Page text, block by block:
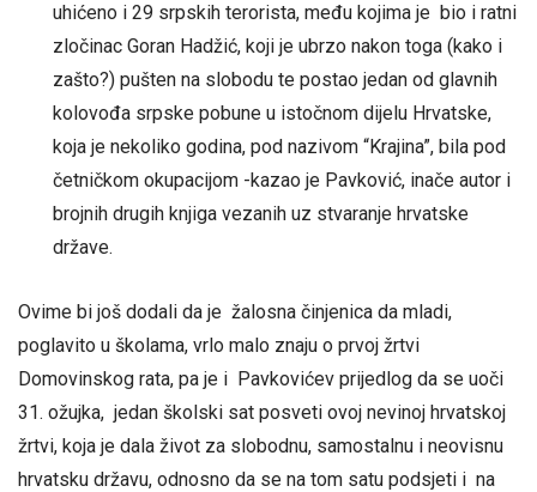
uhićeno i 29 srpskih terorista, među kojima je bio i ratni
zločinac Goran Hadžić, koji je ubrzo nakon toga (kako i
zašto?) pušten na slobodu te postao jedan od glavnih
kolovođa srpske pobune u istočnom dijelu Hrvatske,
koja je nekoliko godina, pod nazivom “Krajina”, bila pod
četničkom okupacijom -kazao je Pavković, inače autor i
brojnih drugih knjiga vezanih uz stvaranje hrvatske
države.
Ovime bi još dodali da je žalosna činjenica da mladi,
poglavito u školama, vrlo malo znaju o prvoj žrtvi
Domovinskog rata, pa je i Pavkovićev prijedlog da se uoči
31. ožujka, jedan školski sat posveti ovoj nevinoj hrvatskoj
žrtvi, koja je dala život za slobodnu, samostalnu i neovisnu
hrvatsku državu, odnosno da se na tom satu podsjeti i na